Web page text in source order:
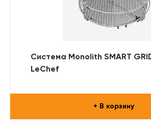
Система Monolith SMART
LeChef
+ В корзину